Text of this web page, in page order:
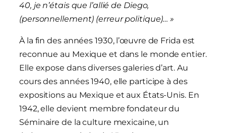
40, je n’étais que l’allié de Diego,
(personnellement) (erreur politique)… »
À la fin des années 1930, l’œuvre de Frida est
reconnue au Mexique et dans le monde entier.
Elle expose dans diverses galeries d’art. Au
cours des années 1940, elle participe à des
expositions au Mexique et aux États-Unis. En
1942, elle devient membre fondateur du
Séminaire de la culture mexicaine, un